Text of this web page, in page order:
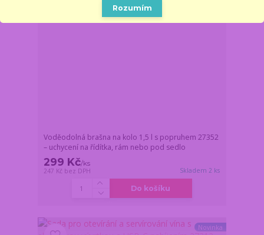
Voděodolná brašna na kolo 1,5 l s popruhem 27352
– uchycení na řídítka, rám nebo pod sedlo
299 Kč/ks
247 Kč bez DPH Skladem 2 ks
Do košíku
Novinka
Rozumím